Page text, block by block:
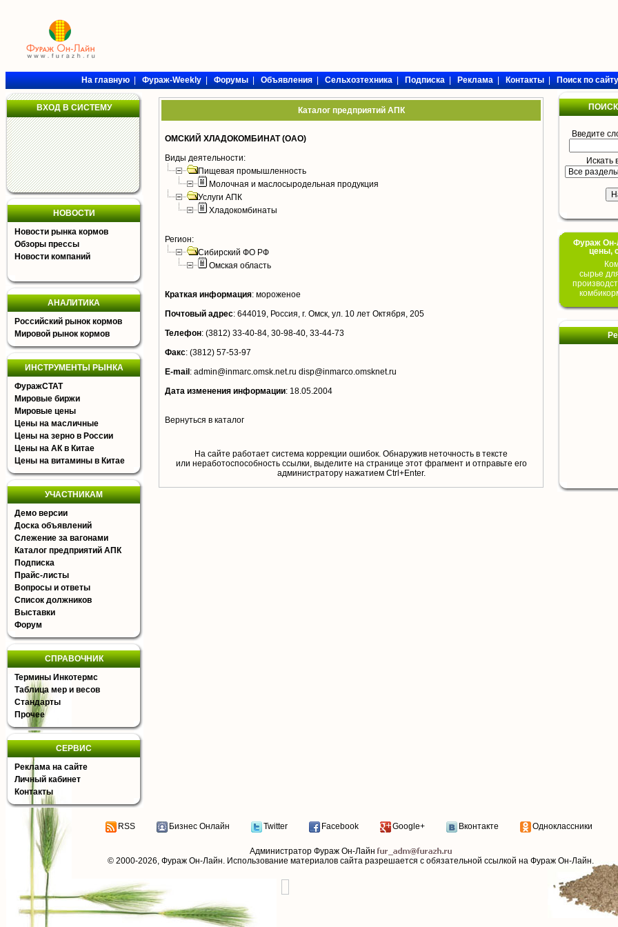
На главную|Фураж-Weekly|Форумы|Объявления|Сельхозтехника|Подписка|Реклама|Контакты|Поиск по сайту
ВХОД В СИСТЕМУ
НОВОСТИ
Новости рынка кормов
Обзоры прессы
Новости компаний
АНАЛИТИКА
Российский рынок кормов
Мировой рынок кормов
ИНСТРУМЕНТЫ РЫНКА
ФуражСТАТ
Мировые биржи
Мировые цены
Цены на масличные
Цены на зерно в России
Цены на АК в Китае
Цены на витамины в Китае
УЧАСТНИКАМ
Демо версии
Доска объявлений
Слежение за вагонами
Каталог предприятий АПК
Подписка
Прайс-листы
Вопросы и ответы
Список должников
Выставки
Форум
СПРАВОЧНИК
Термины Инкотермс
Таблица мер и весов
Стандарты
Прочее
СЕРВИС
Реклама на сайте
Личный кабинет
Контакты
Каталог предприятий АПК
ОМСКИЙ ХЛАДОКОМБИНАТ (ОАО)
Виды деятельности:
Пищевая промышленность
Молочная и маслосыродельная продукция
Услуги АПК
Хладокомбинаты
Регион:
Сибирский ФО РФ
Омская область
Краткая информация: мороженое
Почтовый адрес: 644019, Россия, г. Омск, ул. 10 лет Октября, 205
Телефон: (3812) 33-40-84, 30-98-40, 33-44-73
Факс: (3812) 57-53-97
E-mail : admin@inmarc.omsk.net.ru disp@inmarco.omsknet.ru
Дата изменения информации: 18.05.2004
Вернуться в каталог
На сайте работает система коррекции ошибок. Обнаружив неточность в тексте
или неработоспособность ссылки, выделите на странице этот фрагмент и отправьте его
aдминистратору нажатием Ctrl+Enter.
Введите
Искать
Фураж Он-
цены,
сырье
RSS Бизнес Онлайн Twitter Facebook Google+ Вконтакте Одноклассники
Администратор Фураж Он-Лайн
© 2000-2026, Фураж Он-Лайн. Использование материалов сайта разрешается с обязательной ссылкой на Фураж Он-Лайн.